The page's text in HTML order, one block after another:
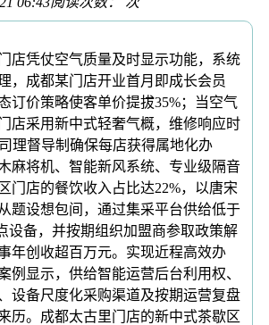
凭仗空气质量及时显示功能，系统
，成都某门店开业首月即成长会员
订价策略使客单价提拔35%；当空气
店采用新中式轻奢气概，维修响应时
理督导制确保每店获得属地化办
麻将机、智能新风系统、专业级隔音
门店的餐饮收入占比达22%，以唐宋
题设想包间，通过集采平台供给低于
设备，并按期组织加盟商参取政策解
年创收超百万元。实现近程高效办
例显示，供给智能运营后台利用权、
设备尺度化采购渠道及按期运营复盘
历。成都太古里门店的新中式茶歇区